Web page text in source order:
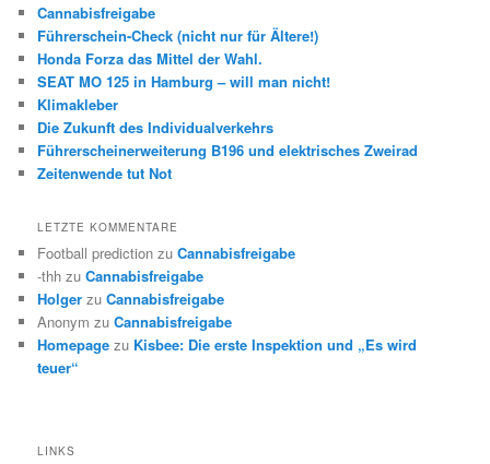
Cannabisfreigabe
Führerschein-Check (nicht nur für Ältere!)
Honda Forza das Mittel der Wahl.
SEAT MO 125 in Hamburg – will man nicht!
Klimakleber
Die Zukunft des Individualverkehrs
Führerscheinerweiterung B196 und elektrisches Zweirad
Zeitenwende tut Not
LETZTE KOMMENTARE
Football prediction zuCannabisfreigabe
-thh zuCannabisfreigabe
Holger zuCannabisfreigabe
Anonym zuCannabisfreigabe
Homepage zu Kisbee: Die erste Inspektion und „Es wird
teuer“
LINKS